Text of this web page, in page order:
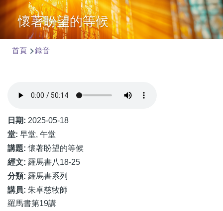
懷著盼望的等候
連
首頁 錄音
日期: 2025-05-18
堂: 早堂, 午堂
講題: 懷著盼望的等候
經文: 羅馬書八18-25
分類: 羅馬書系列
講員: 朱卓慈牧師
羅馬書第19講